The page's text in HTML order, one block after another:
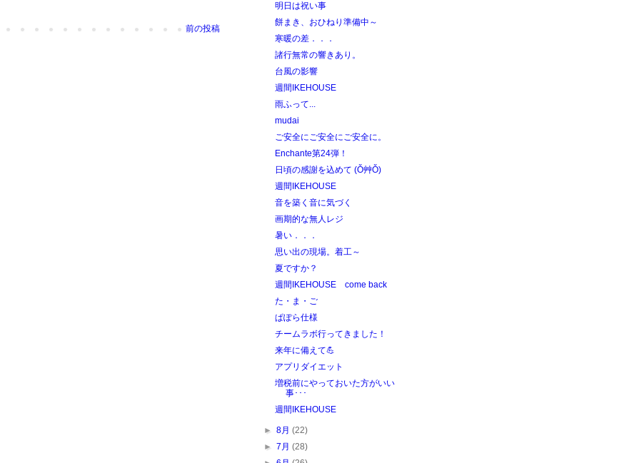
前の投稿
明日は祝い事
餅まき、おひねり準備中～
寒暖の差．．．
諸行無常の響きあり。
台風の影響
週間IKEHOUSE
雨ふって...
mudai
ご安全にご安全にご安全に。
Enchante第24弾！
日頃の感謝を込めて (Ŏ艸Ŏ)
週間IKEHOUSE
音を築く音に気づく
画期的な無人レジ
暑い．．．
思い出の現場。着工～
夏ですか？
週間IKEHOUSE come back
た・ま・ご
ぱぽら仕様
チームラボ行ってきました！
来年に備えて💪
アプリダイエット
増税前にやっておいた方がいい
事･･･
週間IKEHOUSE
►8月 (22)
►7月 (28)